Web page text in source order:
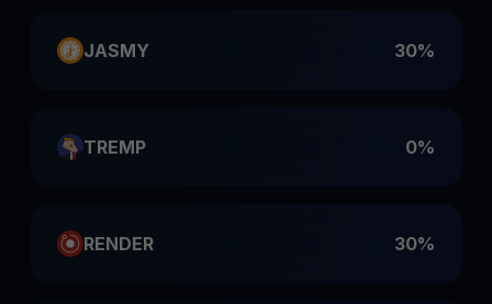
JASMY 30%
TREMP 0%
RENDER 30%